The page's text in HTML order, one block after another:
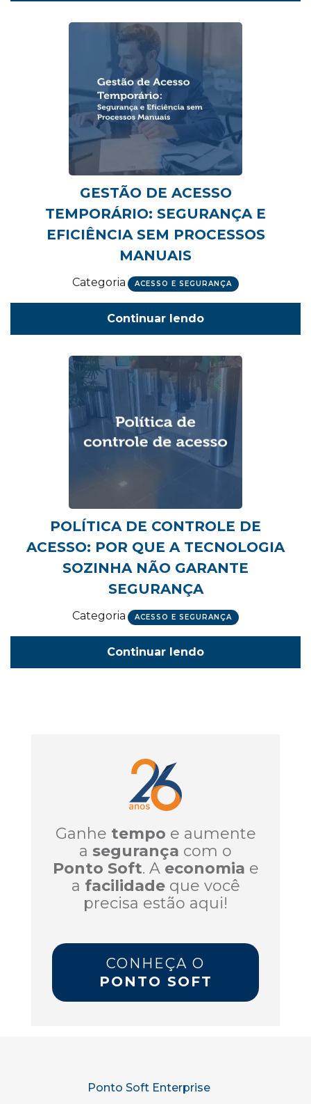
GESTÃO DE ACESSO
TEMPORÁRIO: SEGURANÇA E
EFICIÊNCIA SEM PROCESSOS
MANUAIS
Categoria ACESSO E SEGURANÇA
Continuar lendo
POLÍTICA DE CONTROLE DE
ACESSO: POR QUE A TECNOLOGIA
SOZINHA NÃO GARANTE
SEGURANÇA
Categoria ACESSO E SEGURANÇA
Continuar lendo
Ganhe tempo e aumente
a segurança com o
Ponto Soft. A economia e
a facilidadeque você
precisa estão aqui!
CONHEÇA O
PONTO SOFT
Ponto Soft Enterprise